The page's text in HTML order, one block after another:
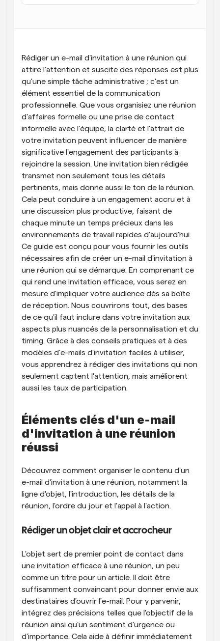
Programmation surpuissante avec des appels
alimentés par l'IA
Restez à jour avec les dernières nouvelles et mises à
jour
Réunions instantanées
Rencontrez des clients en quelques minutes
Liens de groupe dynamique
Réservez facilement des réunions avec plusieurs
personnes
Webhooks
Soyez informé lorsque quelque chose se passe
Rédiger un e-mail d'invitation à une réunion qui
attire l'attention et suscite des réponses est plus
qu'une simple tâche administrative ; c'est un
élément essentiel de la communication
professionnelle. Que vous organisiez une réunion
d'affaires formelle ou une prise de contact
informelle avec l'équipe, la clarté et l'attrait de
votre invitation peuvent influencer de manière
significative l'engagement des participants à
rejoindre la session. Une invitation bien rédigée
transmet non seulement tous les détails
pertinents, mais donne aussi le ton de la réunion.
Cela peut conduire à un engagement accru et à
une discussion plus productive, faisant de
chaque minute un temps précieux dans les
environnements de travail rapides d'aujourd'hui.
Ce guide est conçu pour vous fournir les outils
nécessaires afin de créer un e-mail d'invitation à
une réunion qui se démarque. En comprenant ce
qui rend une invitation efficace, vous serez en
mesure d'impliquer votre audience dès sa boîte
de réception. Nous couvrirons tout, des bases
de ce qu'il faut inclure dans votre invitation aux
aspects plus nuancés de la personnalisation et du
timing. Grâce à des conseils pratiques et à des
modèles d'e-mails d'invitation faciles à utiliser,
vous apprendrez à rédiger des invitations qui non
seulement captent l'attention, mais améliorent
aussi les taux de participation.
Éléments clés d'un e-mail
d'invitation à une réunion
réussi
Découvrez comment organiser le contenu d'un
e-mail d'invitation à une réunion, notamment la
ligne d'objet, l'introduction, les détails de la
réunion, l'ordre du jour et l'appel à l'action.
Rédiger un objet clair et accrocheur
L'objet sert de premier point de contact dans
une invitation efficace à une réunion, un peu
comme un titre pour un article. Il doit être
suffisamment convaincant pour donner envie aux
destinataires d'ouvrir l'e-mail. Pour y parvenir,
intégrez des précisions telles que l'objectif de la
réunion ainsi qu'un sentiment d'urgence ou
d'importance. Cela aide à définir immédiatement